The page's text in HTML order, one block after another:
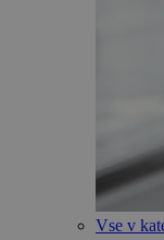
Vse v